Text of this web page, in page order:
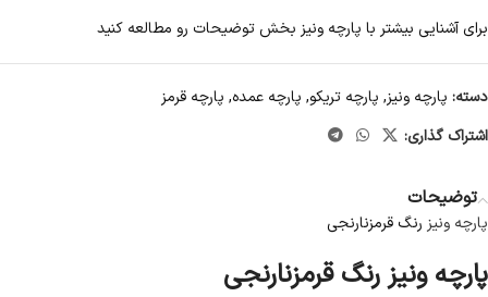
برای آشنایی بیشتر با پارچه ونيز بخش توضیحات رو مطالعه کنید
دسته: پارچه ونیز, پارچه تریکو, پارچه عمده, پارچه قرمز
اشتراک گذاری:
توضیحات
پارچه ونیز رنگ قرمزنارنجی
پارچه ونیز رنگ قرمزنارنجی